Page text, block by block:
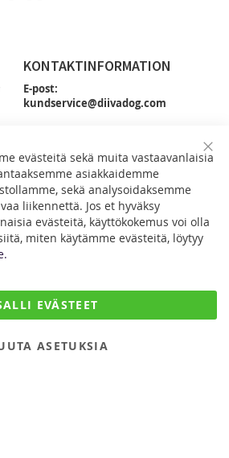
KONTAKTINFORMATION
E-post:
kundservice@diivadog.com
Facebook
DiivaDog & Co.
Kirjurintie 16
Finland
evästeitä sekä muita vastaavanlaisia
asiakkaidemme
sekä analysoidaksemme
liikennettä. Jos et hyväksy
evästeitä, käyttökokemus voi olla
miten käytämme evästeitä, löytyy
EVÄSTEET
ASETUKSIA